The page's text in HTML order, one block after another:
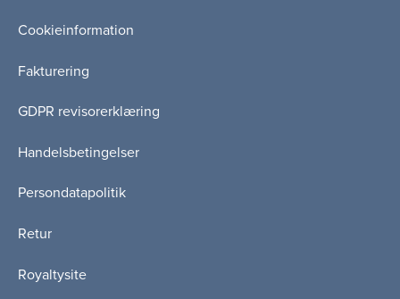
Cookieinformation
Fakturering
GDPR revisorerklæring
Handelsbetingelser
Persondatapolitik
Retur
Royaltysite